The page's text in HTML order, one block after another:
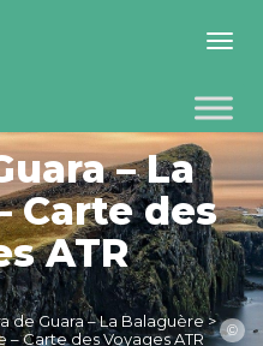
Toggle
– La
Carte des
ATR
de Guara – La Balaguère>
– Carte des Voyages ATR
©